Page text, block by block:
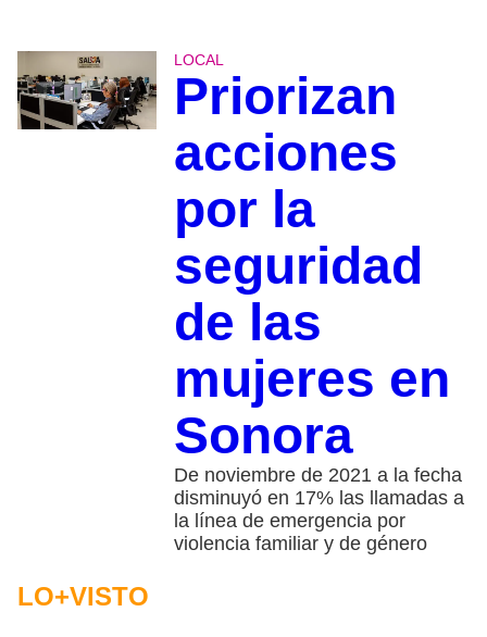
LOCAL
Priorizan
acciones
por la
seguridad
de las
mujeres en
Sonora
De noviembre de 2021 a la fecha
disminuyó en 17% las llamadas a
la línea de emergencia por
violencia familiar y de género
LO+VISTO